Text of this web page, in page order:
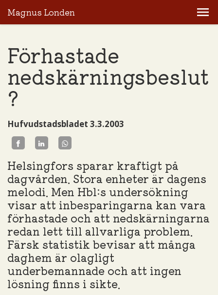
Magnus Londen
Förhastade
nedskärningsbeslut
?
Hufvudstadsbladet 3.3.2003
Helsingfors sparar kraftigt på
dagvården. Stora enheter är dagens
melodi. Men Hbl:s undersökning
visar att inbesparingarna kan vara
förhastade och att nedskärningarna
redan lett till allvarliga problem.
Färsk statistik bevisar att många
daghem är olagligt
underbemannade och att ingen
lösning finns i sikte.